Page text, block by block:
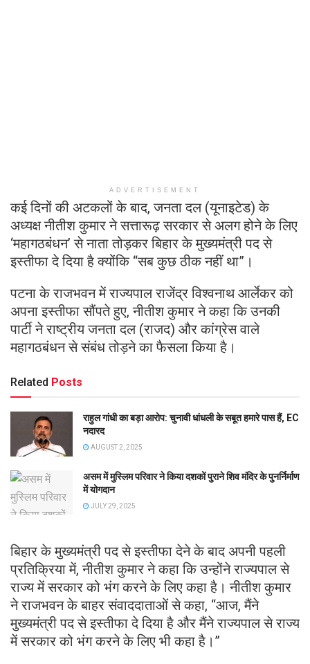
ADVERTISEMENT
कई दिनों की अटकलों के बाद, जनता दल (यूनाइटेड) के
अध्यक्ष नीतीश कुमार ने सत्तारूढ़ सरकार से अलग होने के लिए
‘महागठबंधन’ से नाता तोड़कर बिहार के मुख्यमंत्री पद से
इस्तीफा दे दिया है क्योंकि “सब कुछ ठीक नहीं था”।
पटना के राजभवन में राज्यपाल राजेंद्र विश्वनाथ आर्लेकर को
अपना इस्तीफा सौंपते हुए, नीतीश कुमार ने कहा कि उनकी
पार्टी ने राष्ट्रीय जनता दल (राजद) और कांग्रेस वाले
महागठबंधन से संबंध तोड़ने का फैसला किया है।
Related Posts
राहुल गांधी का बड़ा आरोप: चुनावी धांधली के सबूत हमारे पास हैं, EC
नदारद
AUGUST 2, 2025
असम में मुस्लिम परिवार ने किया दशकों पुराने शिव मंदिर के पुनर्निर्माण
में योगदान
JULY 29, 2025
बिहार के मुख्यमंत्री पद से इस्तीफा देने के बाद अपनी पहली
प्रतिक्रिया में, नीतीश कुमार ने कहा कि उन्होंने राज्यपाल से
राज्य में सरकार को भंग करने के लिए कहा है। नीतीश कुमार
ने राजभवन के बाहर संवाददाताओं से कहा, “आज, मैंने
मुख्यमंत्री पद से इस्तीफा दे दिया है और मैंने राज्यपाल से राज्य
में सरकार को भंग करने के लिए भी कहा है।”